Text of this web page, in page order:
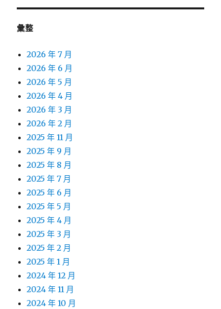
彙整
2026 年 7 月
2026 年 6 月
2026 年 5 月
2026 年 4 月
2026 年 3 月
2026 年 2 月
2025 年 11 月
2025 年 9 月
2025 年 8 月
2025 年 7 月
2025 年 6 月
2025 年 5 月
2025 年 4 月
2025 年 3 月
2025 年 2 月
2025 年 1 月
2024 年 12 月
2024 年 11 月
2024 年 10 月